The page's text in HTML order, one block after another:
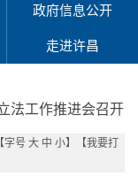
政府信息公开
走进许昌
法工作推进会召开
字号 大 中 小】【我要打